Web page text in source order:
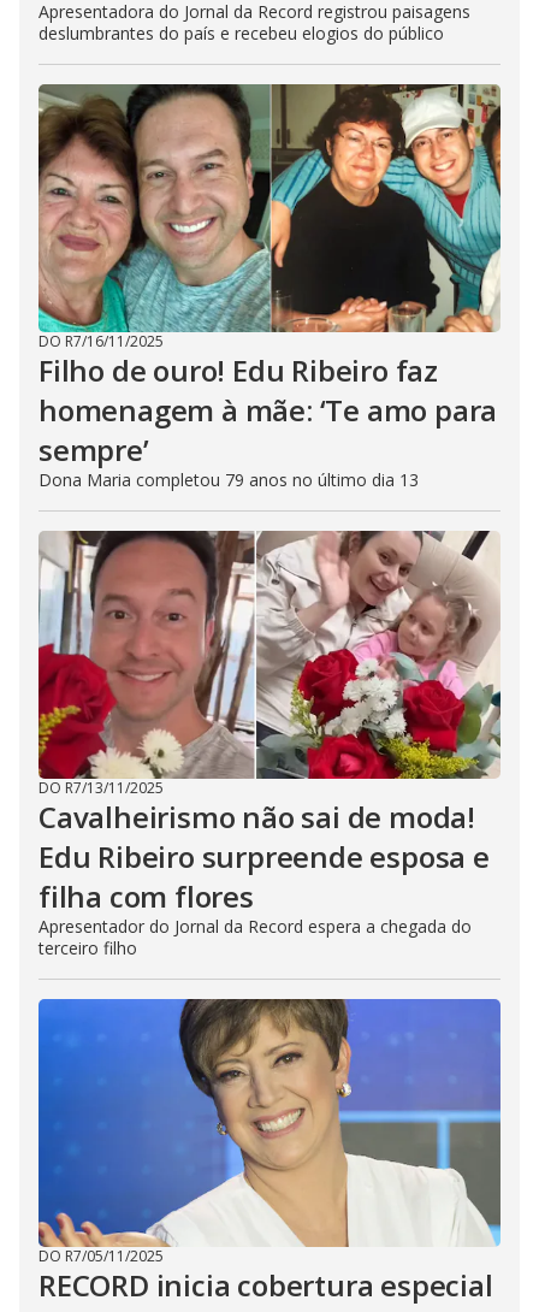
Apresentadora do Jornal da Record registrou paisagens
deslumbrantes do país e recebeu elogios do público
DO R7/16/11/2025
Filho de ouro! Edu Ribeiro faz
homenagem à mãe: ‘Te amo para
sempre’
Dona Maria completou 79 anos no último dia 13
DO R7/13/11/2025
Cavalheirismo não sai de moda!
Edu Ribeiro surpreende esposa e
filha com flores
Apresentador do Jornal da Record espera a chegada do
terceiro filho
DO R7/05/11/2025
RECORD inicia cobertura especial